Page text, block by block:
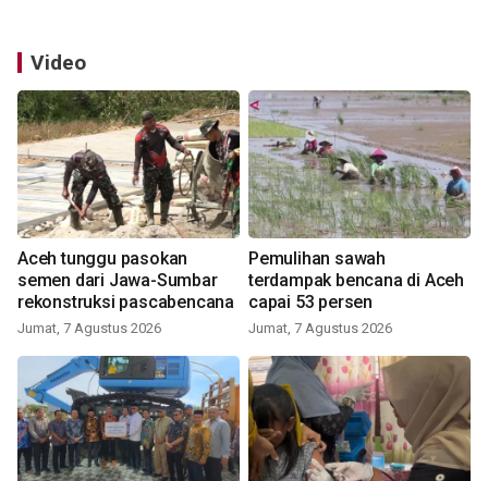
Video
Aceh tunggu pasokan
semen dari Jawa-Sumbar
rekonstruksi pascabencana
Jumat, 7 Agustus 2026
Pemulihan sawah
terdampak bencana di Aceh
capai 53 persen
Jumat, 7 Agustus 2026